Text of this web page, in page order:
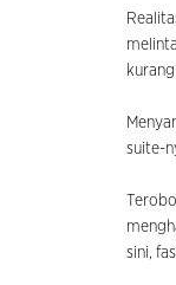
suite-
sini,